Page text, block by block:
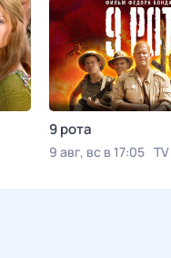
9 рота
9 авг, вс в 17:05